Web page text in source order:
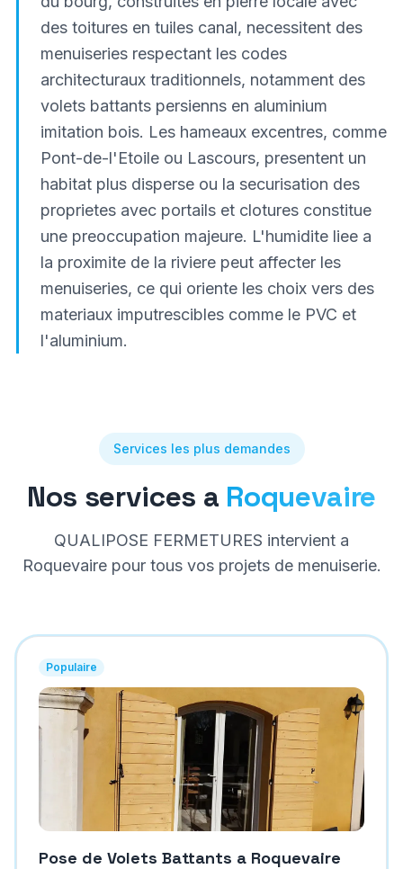
des toitures en tuiles canal, necessitent des
menuiseries respectant les codes
architecturaux traditionnels, notamment des
volets battants persienns en aluminium
imitation bois. Les hameaux excentres, comme
Pont-de-l'Etoile ou Lascours, presentent un
habitat plus disperse ou la securisation des
proprietes avec portails et clotures constitue
une preoccupation majeure. L'humidite liee a
la proximite de la riviere peut affecter les
menuiseries, ce qui oriente les choix vers des
materiaux imputrescibles comme le PVC et
l'aluminium.
Services les plus demandes
Nos services a Roquevaire
QUALIPOSE FERMETURES intervient a
Roquevairepour tous vos projets de menuiserie.
Populaire
Pose de Volets Battants a Roquevaire